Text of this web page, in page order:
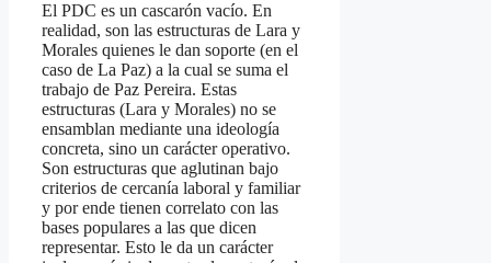
El PDC es un cascarón vacío. En
realidad, son las estructuras de Lara y
Morales quienes le dan soporte (en el
caso de La Paz) a la cual se suma el
trabajo de Paz Pereira. Estas
estructuras (Lara y Morales) no se
ensamblan mediante una ideología
concreta, sino un carácter operativo.
Son estructuras que aglutinan bajo
criterios de cercanía laboral y familiar
y por ende tienen correlato con las
bases populares a las que dicen
representar. Esto le da un carácter